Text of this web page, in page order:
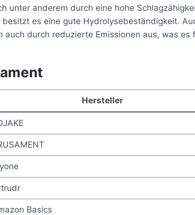
unter anderem durch eine hohe
besitzt es eine gute Hydrolysebeständigkeit.
auch durch reduzierte Emissionen aus, was
Hersteller
Basics